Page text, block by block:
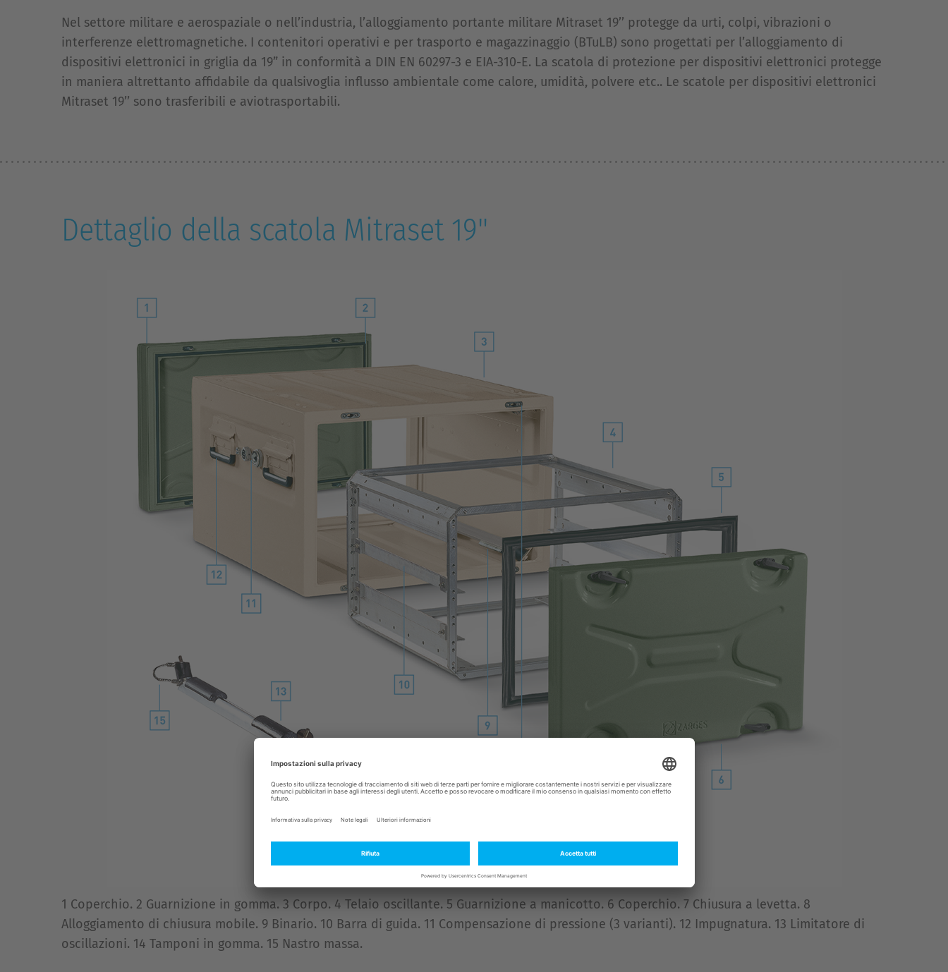
Nel settore militare e aerospaziale o nell’industria, l’alloggiamento portante militare Mitraset 19’’ protegge da urti, colpi, vibrazioni o
interferenze elettromagnetiche. I contenitori operativi e per trasporto e magazzinaggio (BTuLB) sono progettati per l’alloggiamento di
dispositivi elettronici in griglia da 19” in conformità a DIN EN 60297-3 e EIA-310-E. La scatola di protezione per dispositivi elettronici protegge
in maniera altrettanto affidabile da qualsivoglia influsso ambientale come calore, umidità, polvere etc.. Le scatole per dispositivi elettronici
Mitraset 19’’ sono trasferibili e aviotrasportabili.
Dettaglio della scatola Mitraset 19"
1 Coperchio. 2 Guarnizione in gomma. 3 Corpo. 4 Telaio oscillante. 5 Guarnizione a manicotto. 6 Coperchio. 7 Chiusura a levetta. 8
Alloggiamento di chiusura mobile. 9 Binario. 10 Barra di guida. 11 Compensazione di pressione (3 varianti). 12 Impugnatura. 13 Limitatore di
oscillazioni. 14 Tamponi in gomma. 15 Nastro massa.